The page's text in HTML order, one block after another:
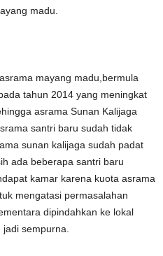
madu.
mayang madu,bermula
tahun 2014 yang meningkat
asrama Sunan Kalijaga
santri baru sudah tidak
sunan kalijaga sudah padat
ada beberapa santri baru
kamar karena kuota asrama
mengatasi permasalahan
dipindahkan ke lokal
sempurna.